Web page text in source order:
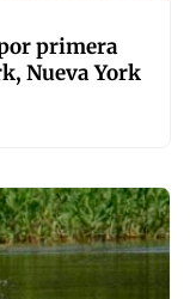
primera
Nueva York